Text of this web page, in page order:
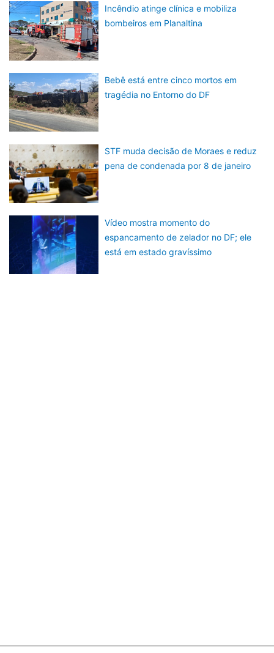
Incêndio atinge clínica e mobiliza
bombeiros em Planaltina
Bebê está entre cinco mortos em
tragédia no Entorno do DF
STF muda decisão de Moraes e reduz
pena de condenada por 8 de janeiro
Vídeo mostra momento do
espancamento de zelador no DF; ele
está em estado gravíssimo